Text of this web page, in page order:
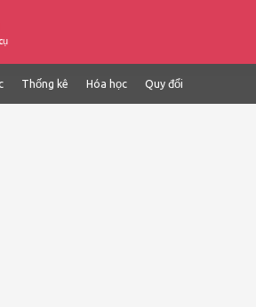
Thống kê Hóa học Quy đổi